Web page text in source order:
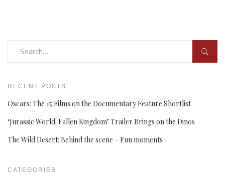
RECENT POSTS
Oscars: The 15 Films on the Documentary Feature Shortlist
‘Jurassic World: Fallen Kingdom’ Trailer Brings on the Dinos
The Wild Desert: Behind the scene – Fun moments
CATEGORIES